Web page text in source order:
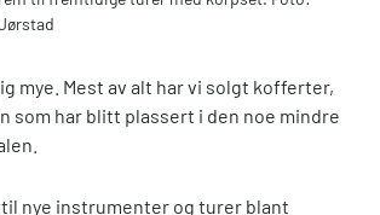
mye. Mest av alt har vi solgt kofferter,
som har blitt plassert i den noe mindre
nye instrumenter og turer blant